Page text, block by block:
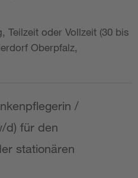
Teilzeit oder Vollzeit (30 bis
Oberpfalz,
/
d) für den
stationären